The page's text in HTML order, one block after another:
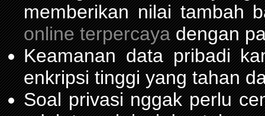
memberikan nilai tambah
online terpercayadengan
Keamanan data pribadi
enkripsi tinggi yang tahan
Soal privasi nggak perlu